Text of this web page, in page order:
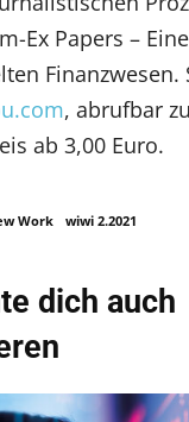
Ex Papers –
Finanzwesen.
, abrufbar
ab 3,00 Euro.
Work wiwi 2.2021
dich auch